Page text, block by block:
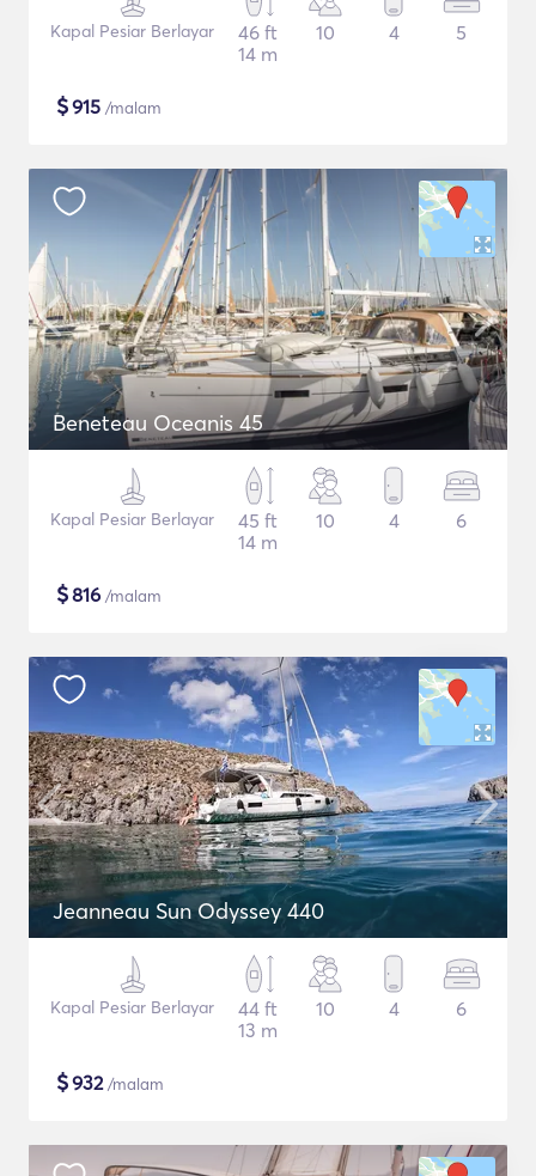
Kapal Pesiar Berlayar
46 ft
14 m
10 4 5
$915 /malam
Beneteau Oceanis 45
Kapal Pesiar Berlayar
45 ft
14 m
10 4 6
$816 /malam
Jeanneau Sun Odyssey 440
Kapal Pesiar Berlayar
44 ft
13 m
10 4 6
$932/malam